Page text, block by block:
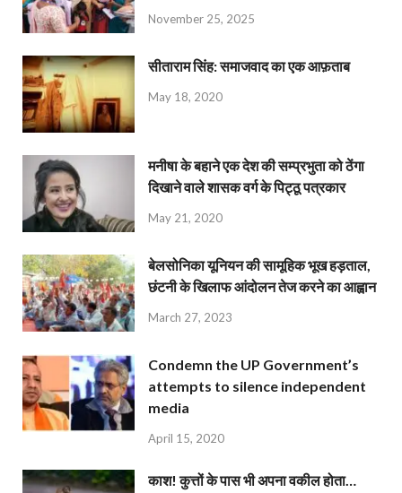
November 25, 2025
सीताराम सिंह: समाजवाद का एक आफ़ताब
May 18, 2020
मनीषा के बहाने एक देश की सम्प्रभुता को ठेंगा
दिखाने वाले शासक वर्ग के पिट्ठू पत्रकार
May 21, 2020
बेलसोनिका यूनियन की सामूहिक भूख हड़ताल,
छंटनी के खिलाफ आंदोलन तेज करने का आह्वान
March 27, 2023
Condemn the UP Government’s
attempts to silence independent
media
April 15, 2020
काश! कुत्तों के पास भी अपना वकील होता…